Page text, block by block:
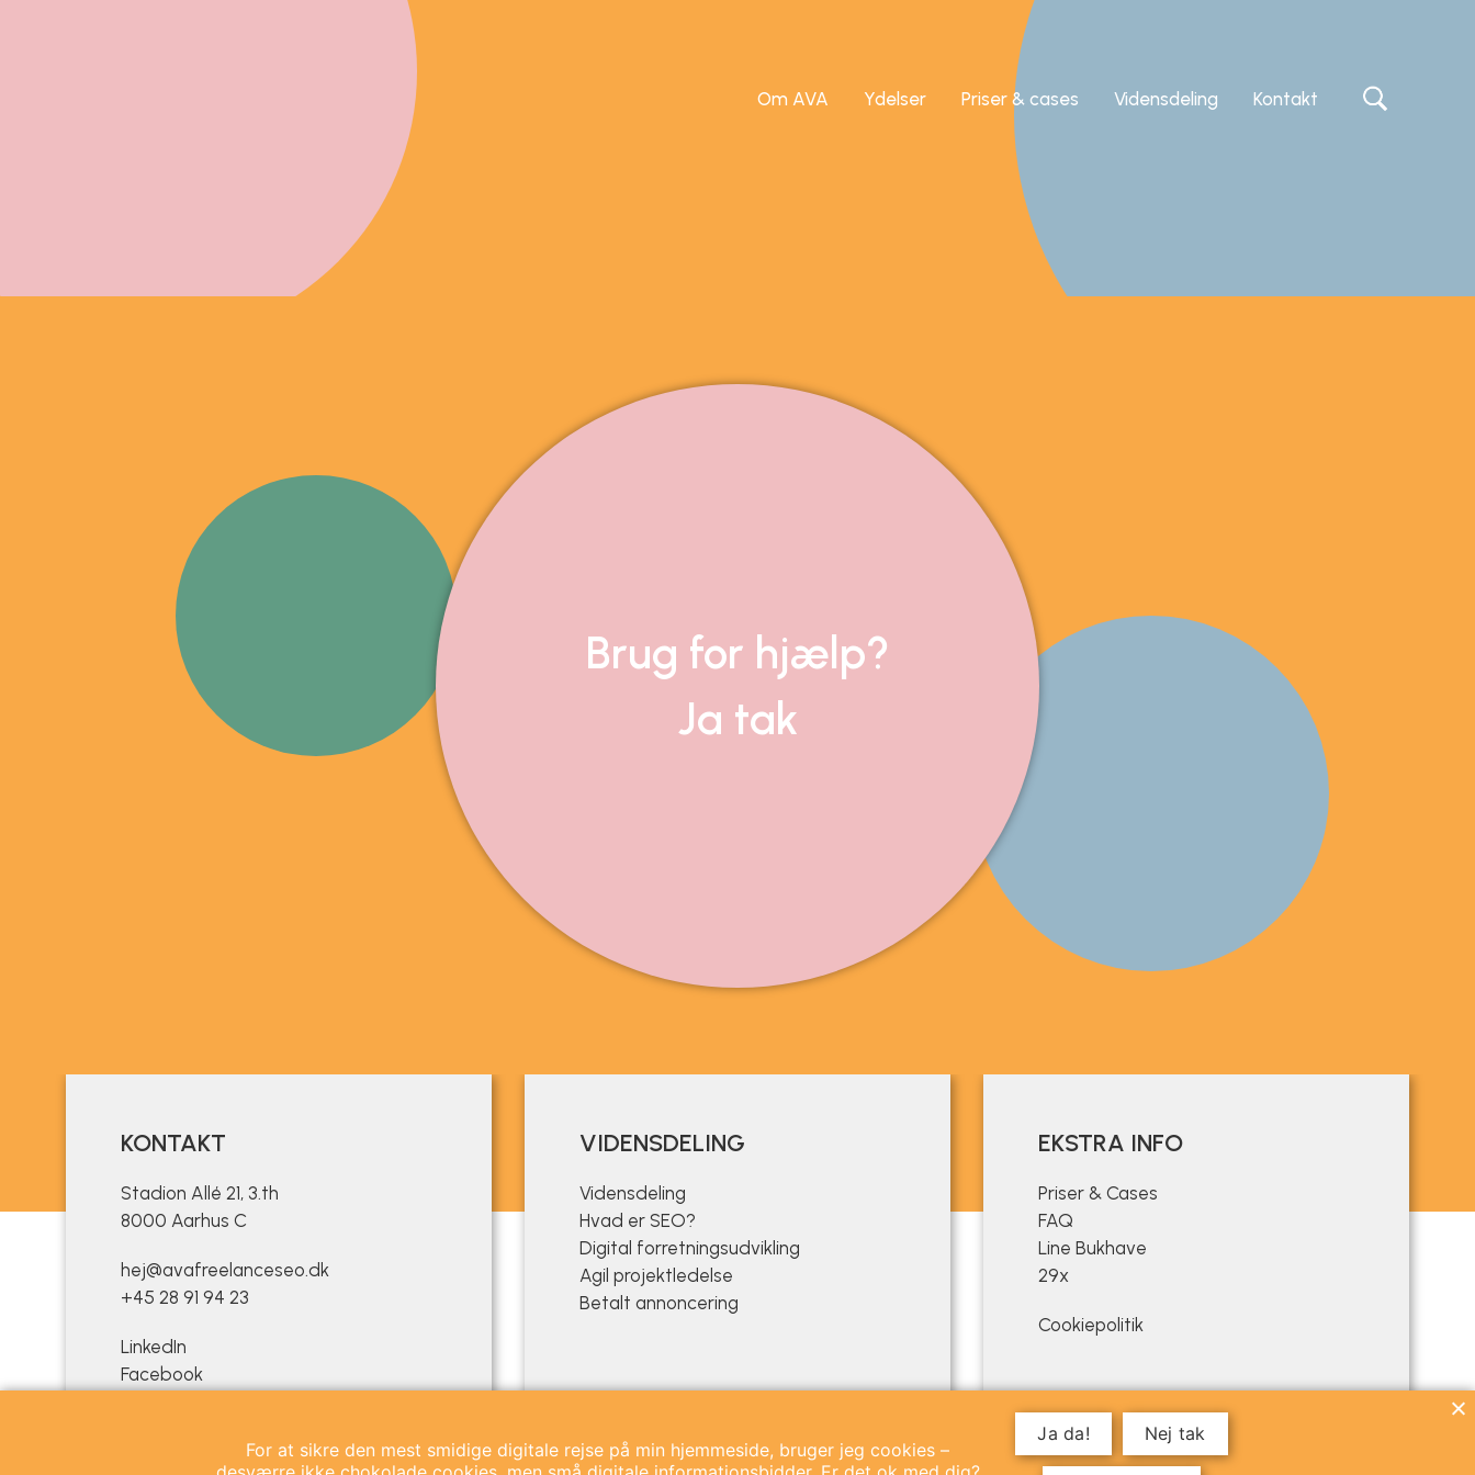
Om AVA Ydelser Priser & cases Vidensdeling Kontakt
Brug for hjælp?
Ja tak
KONTAKT
Stadion Allé 21, 3.th
8000 Aarhus C
hej@avafreelanceseo.dk
+45 28 91 94 23
LinkedIn
Facebook
VIDENSDELING
Vidensdeling
Hvad er SEO?
Digital forretningsudvikling
Agil projektledelse
Betalt annoncering
EKSTRA INFO
Priser & Cases
FAQ
Line Bukhave
29x
Cookiepolitik
For at sikre den mest smidige digitale rejse på min hjemmeside, bruger jeg cookies –
Ja da! Nej tak